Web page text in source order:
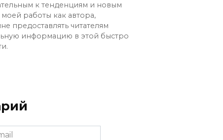
к тенденциям и новым
работы как автора,
предоставлять читателям
информацию в этой быстро